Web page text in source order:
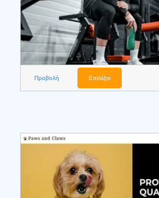
Προβολή Επιλέξτε